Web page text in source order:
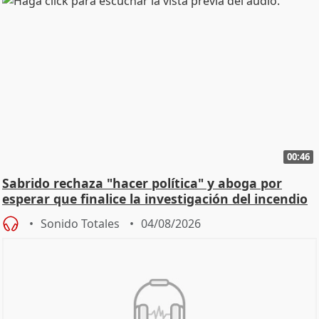
00:46
Sabrido rechaza "hacer política" y aboga por
esperar que finalice la investigación del incendio
Sonido Totales 04/08/2026